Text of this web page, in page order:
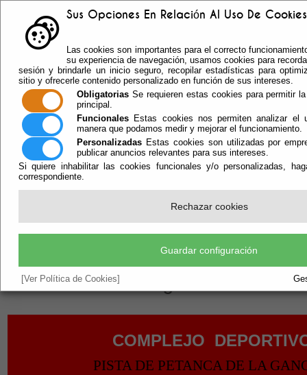
Sus Opciones En Relación Al Uso De
Las cookies son importantes para el correcto
su experiencia de navegación, usamos cookies para
sesión y brindarle un inicio seguro, recopilar estadísticas para
sitio y ofrecerle contenido personalizado en función de sus intereses.
Obligatorias Se requieren estas cookies para permitir
principal.
Funcionales Estas cookies nos permiten analizar el
manera que podamos medir y mejorar el funcionamiento.
Personalizadas Estas cookies son utilizadas por
publicar anuncios relevantes para sus intereses.
Si quiere inhabilitar las cookies funcionales y/o personalizadas,
correspondiente.
Rechazar cookies
Guardar configuración
[Ver Política de Cookies]
Telf: 950.55.30.69 -
950.55.36.37 Fax: 950.55.35.41
Instalaciones Deportivas Pista De
Petanca De La Gangosa
COMPLEJO
PISTA DE PETANCA DE LA